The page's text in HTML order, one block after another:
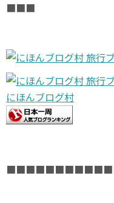
■■■
にほんブログ村